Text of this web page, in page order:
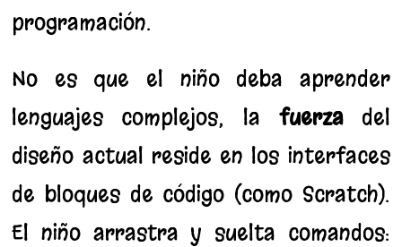
programación.
No es que el niño deba aprender
lenguajes complejos; la fuerzadel
diseño actual reside en los interfaces
de bloques de código (como Scratch).
El niño arrastra y suelta comandos: